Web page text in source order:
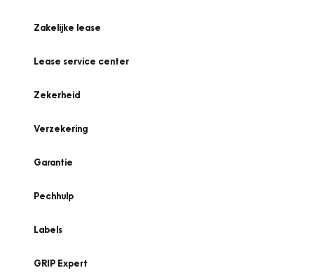
Zakelijke lease
Lease service center
Zekerheid
Verzekering
Garantie
Pechhulp
Labels
GRIP Expert